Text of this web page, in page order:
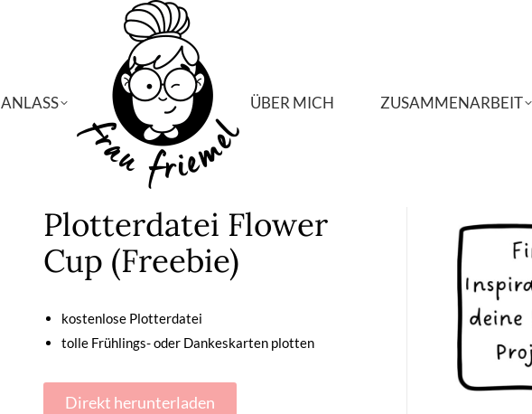
ANLASS ÜBER MICH ZUSAMMENARBEIT
Plotterdatei Flower
Cup (Freebie)
kostenlose Plotterdatei
tolle Frühlings- oder Dankeskarten plotten
Direkt herunterladen
ANLASS ÜBER MICH ZUSAMMENARBEIT